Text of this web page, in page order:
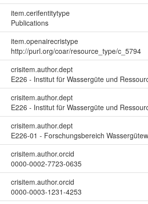
item.cerifentitytype
Publications
item.openairecristype
http://purl.org/coar/resource_type/c_5794
crisitem.author.dept
E226 - Institut für Wassergüte und
crisitem.author.dept
E226 - Institut für Wassergüte und
crisitem.author.dept
E226-01 - Forschungsbereich
crisitem.author.orcid
0000-0002-7723-0635
crisitem.author.orcid
0000-0003-1231-4253